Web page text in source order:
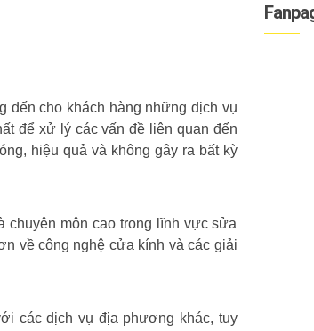
đến cho khách hàng những dịch vụ
để xử lý các vấn đề liên quan đến
hiệu quả và không gây ra bất kỳ
chuyên môn cao trong lĩnh vực sửa
về công nghệ cửa kính và các giải
các dịch vụ địa phương khác, tuy